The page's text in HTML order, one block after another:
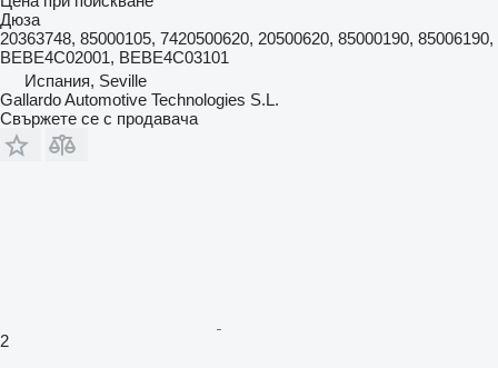
Дюза
20363748, 85000105, 7420500620, 20500620, 85000190, 85006190,
BEBE4C02001, BEBE4C03101
Испания, Seville
Gallardo Automotive Technologies S.L.
Свържете се с продавача
2